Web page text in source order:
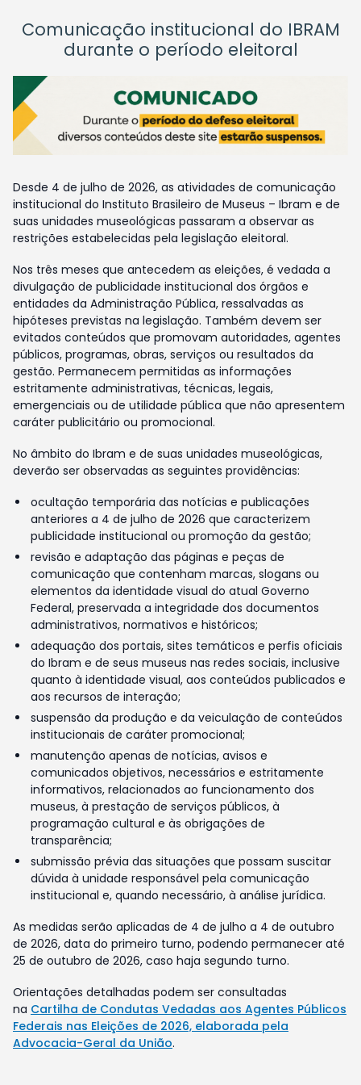
Comunicação institucional do IBRAM
durante o período eleitoral
Desde 4 de julho de 2026, as atividades de comunicação
institucional do Instituto Brasileiro de Museus – Ibram e de
suas unidades museológicas passaram a observar as
restrições estabelecidas pela legislação eleitoral.
Nos três meses que antecedem as eleições, é vedada a
divulgação de publicidade institucional dos órgãos e
entidades da Administração Pública, ressalvadas as
hipóteses previstas na legislação. Também devem ser
evitados conteúdos que promovam autoridades, agentes
públicos, programas, obras, serviços ou resultados da
gestão. Permanecem permitidas as informações
estritamente administrativas, técnicas, legais,
emergenciais ou de utilidade pública que não apresentem
caráter publicitário ou promocional.
No âmbito do Ibram e de suas unidades museológicas,
deverão ser observadas as seguintes providências:
ocultação temporária das notícias e publicações
anteriores a 4 de julho de 2026 que caracterizem
publicidade institucional ou promoção da gestão;
revisão e adaptação das páginas e peças de
comunicação que contenham marcas, slogans ou
elementos da identidade visual do atual Governo
Federal, preservada a integridade dos documentos
administrativos, normativos e históricos;
adequação dos portais, sites temáticos e perfis oficiais
do Ibram e de seus museus nas redes sociais, inclusive
quanto à identidade visual, aos conteúdos publicados e
aos recursos de interação;
suspensão da produção e da veiculação de conteúdos
institucionais de caráter promocional;
manutenção apenas de notícias, avisos e
comunicados objetivos, necessários e estritamente
informativos, relacionados ao funcionamento dos
museus, à prestação de serviços públicos, à
programação cultural e às obrigações de
transparência;
submissão prévia das situações que possam suscitar
dúvida à unidade responsável pela comunicação
institucional e, quando necessário, à análise jurídica.
As medidas serão aplicadas de 4 de julho a 4 de outubro
de 2026, data do primeiro turno, podendo permanecer até
25 de outubro de 2026, caso haja segundo turno.
Orientações detalhadas podem ser consultadas
na Cartilha de Condutas Vedadas aos Agentes Públicos
Federais nas Eleições de 2026, elaborada pela
Advocacia-Geral da União.